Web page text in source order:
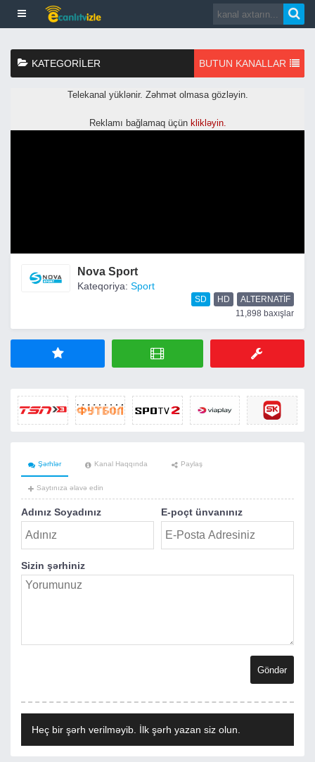
KATEGORILER BUTUN KANALLAR
Nova Sport
Kateqoriya: Sport
SD HD
ALTERNATIF
11,898 baxışlar
Şərhlər Kanal Haqqında Paylaş
Saytınıza əlavə edin
Adınız Soyadınız E-poçt ünvanınız
Sizin şərhiniz
Heç bir şərh verilməyib. İlk şərh yazan siz olun.